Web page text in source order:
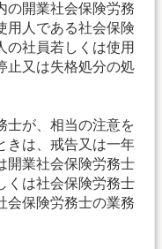
の開業社会保険労務
用人である社会保険
の社員若しくは使用
止又は失格処分の処
が、相当の注意を
きは、戒告又は一年
開業社会保険労務士
くは社会保険労務士
会保険労務士の業務